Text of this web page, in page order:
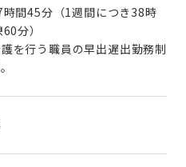
間45分（1週間につき38時
分）
を行う職員の早出遅出勤務制